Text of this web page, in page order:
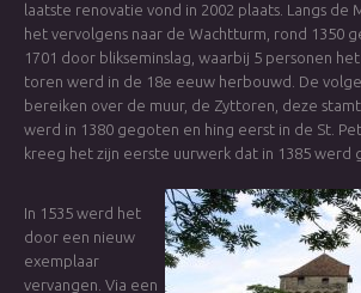
laatste renovatie vond in 2002 plaats. Langs de
het vervolgens naar de Wachtturm, rond 1350
1701 door blikseminslag, waarbij 5 personen
toren werd in de 18e eeuw herbouwd. De
bereiken over de muur, de Zyttoren, deze
werd in 1380 gegoten en hing eerst in de St.
kreeg het zijn eerste uurwerk dat in 1385 werd
In 1535 werd het
door een nieuw
exemplaar
vervangen. Via een